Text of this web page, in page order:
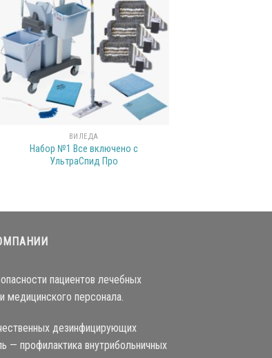
ВИЛЕДА
Набор №1 Все включено с
УльтраСпид Про
пациентов лечебных
медицинского персонала.
дезинфицирующих
— профилактика внутрибольничных